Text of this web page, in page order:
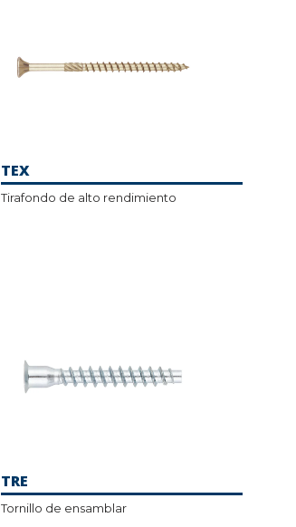
TEX
Tirafondo de alto rendimiento
TRE
Tornillo de ensamblar